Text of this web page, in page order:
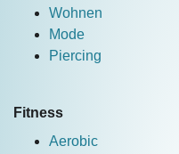
Wohnen
Mode
Piercing
Fitness
Aerobic